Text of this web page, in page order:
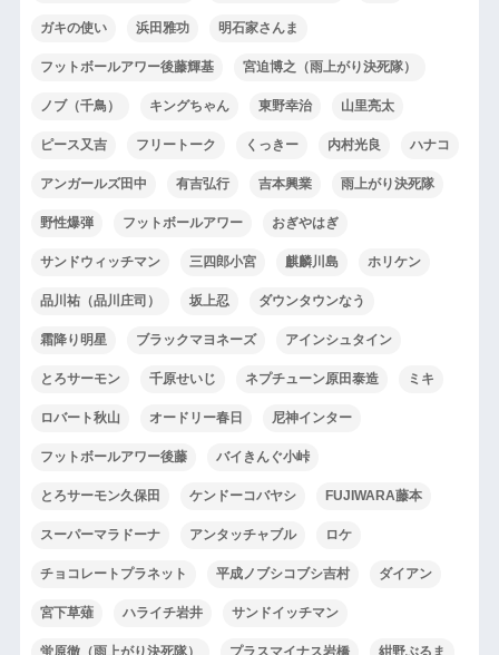
ガキの使い 浜田雅功 明石家さんま
フットボールアワー後藤輝基 宮迫博之（雨上がり決死隊）
ノブ（千鳥） キングちゃん 東野幸治 山里亮太
ピース又吉 フリートーク くっきー 内村光良 ハナコ
アンガールズ田中 有吉弘行 吉本興業 雨上がり決死隊
野性爆弾 フットボールアワー おぎやはぎ
サンドウィッチマン 三四郎小宮 麒麟川島 ホリケン
品川祐（品川庄司） 坂上忍 ダウンタウンなう
霜降り明星 ブラックマヨネーズ アインシュタイン
とろサーモン 千原せいじ ネプチューン原田泰造 ミキ
ロバート秋山 オードリー春日 尼神インター
フットボールアワー後藤 バイきんぐ小峠
とろサーモン久保田 ケンドーコバヤシ FUJIWARA藤本
スーパーマラドーナ アンタッチャブル ロケ
チョコレートプラネット 平成ノブシコブシ吉村 ダイアン
宮下草薙 ハライチ岩井 サンドイッチマン
蛍原徹（雨上がり決死隊） プラスマイナス岩橋 紺野ぶるま